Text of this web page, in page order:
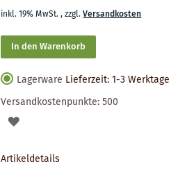
inkl. 19% MwSt.,zzgl.Versandkosten
In den Warenkorb
Lagerware Lieferzeit: 1-3 Werktage
Versandkostenpunkte:500
AUF
Artikeldetails